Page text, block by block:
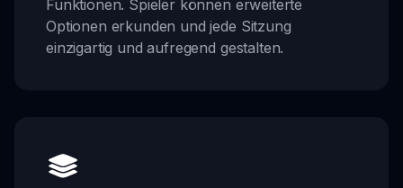
Funktionen. Spieler können erweiterte
Optionen erkunden und jede Sitzung
einzigartig und aufregend gestalten.